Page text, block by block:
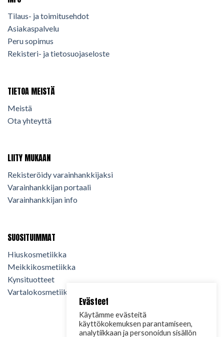
Tilaus- ja toimitusehdot
Asiakaspalvelu
Peru sopimus
Rekisteri- ja tietosuojaseloste
TIETOA MEISTÄ
Meistä
Ota yhteyttä
LIITY MUKAAN
Rekisteröidy varainhankkijaksi
Varainhankkijan portaali
Varainhankkijan info
SUOSITUIMMAT
Hiuskosmetiikka
Meikkikosmetiikka
Kynsituotteet
Vartalokosmetiikka
Evästeet
Käytämme evästeitä
käyttökokemuksen parantamiseen,
analytiikkaan ja personoidun sisällön